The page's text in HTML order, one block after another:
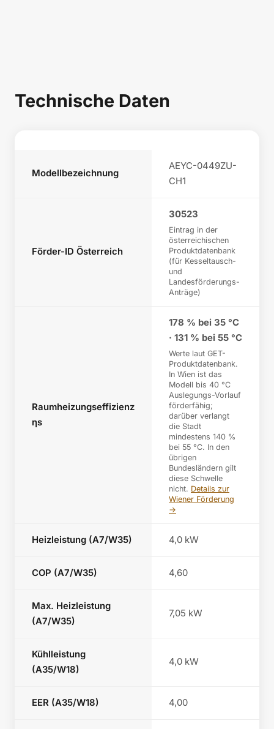
Technische Daten
Modellbezeichnung
AEYC-0449ZU-
CH1
Förder-ID Österreich
30523
Eintrag in der
österreichischen
Produktdatenbank
(für Kesseltausch-
und
Landesförderungs-
Anträge)
Raumheizungseffizienz
ηs
178 % bei 35 °C
· 131 % bei 55 °C
Werte laut GET-
Produktdatenbank.
In Wien ist das
Modell bis 40 °C
Auslegungs-Vorlauf
förderfähig;
darüber verlangt
die Stadt
mindestens 140 %
bei 55 °C. In den
übrigen
Bundesländern gilt
diese Schwelle
nicht. Details zur
Wiener Förderung
→
Heizleistung (A7/W35) 4,0 kW
COP (A7/W35) 4,60
Max. Heizleistung
(A7/W35)
7,05 kW
Kühlleistung
(A35/W18)
4,0 kW
EER (A35/W18) 4,00